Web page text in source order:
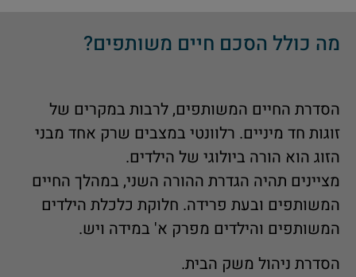
מה כולל הסכם חיים משותפים?
הסדרת החיים המשותפים, לרבות במקרים של
זוגות חד מיניים. רלוונטי במצבים שרק אחד מבני
הזוג הוא הורה ביולוגי של הילדים.
מציינים תהיה הגדרת ההורה השני, במהלך החיים
המשותפים ובעת פרידה. חלוקת כלכלת הילדים
המשותפים והילדים מפרק א' במידה ויש.
הסדרת ניהול משק הבית.